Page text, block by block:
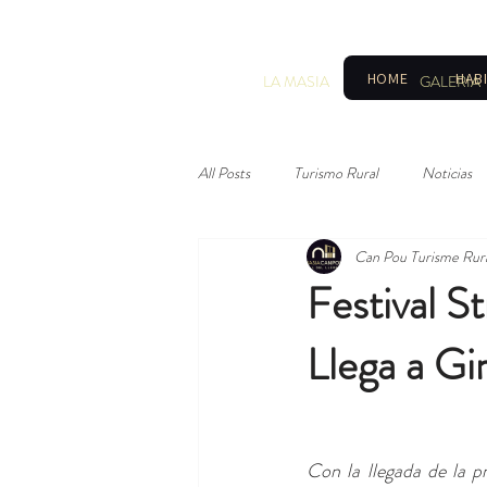
HOME
LA MASIA GALERIA
All Posts Turismo Rural Noticias
Festival
Llega a
Can Pou Turisme